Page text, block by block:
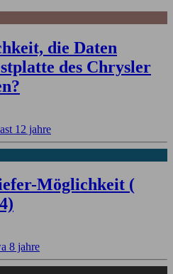
die Daten
des Chrysler
12 jahre
Möglichkeit (
8 jahre